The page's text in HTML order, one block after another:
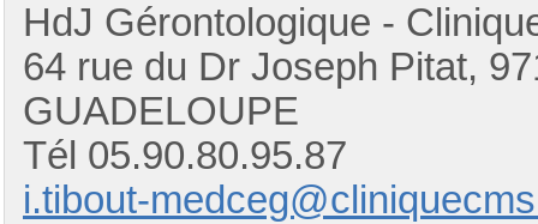
HdJ Gérontologique -
64 rue du Dr Joseph Pitat,
GUADELOUPE
Tél 05.90.80.95.87
i.tibout-